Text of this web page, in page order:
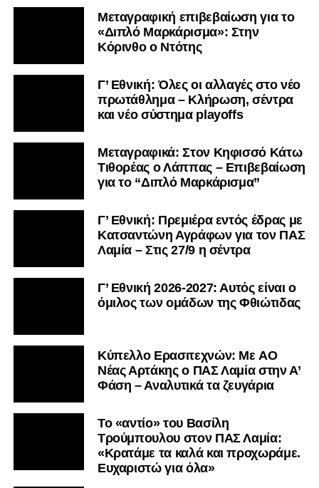
Μεταγραφική επιβεβαίωση για το
«Διπλό Μαρκάρισμα»: Στην
Κόρινθο ο Ντότης
Γ’ Εθνική: Όλες οι αλλαγές στο νέο
πρωτάθλημα – Κλήρωση, σέντρα
και νέο σύστημα playoffs
Μεταγραφικά: Στον Κηφισσό Κάτω
Τιθορέας ο Λάππας – Επιβεβαίωση
για το “Διπλό Μαρκάρισμα”
Γ’ Εθνική: Πρεμιέρα εντός έδρας με
Κατσαντώνη Αγράφων για τον ΠΑΣ
Λαμία – Στις 27/9 η σέντρα
Γ’ Εθνική 2026-2027: Αυτός είναι ο
όμιλος των ομάδων της Φθιώτιδας
Kύπελλο Ερασιτεχνών: Με AO
Nέας Αρτάκης ο ΠΑΣ Λαμία στην Α’
Φάση – Αναλυτικά τα ζευγάρια
Το «αντίο» του Βασίλη
Τρούμπουλου στον ΠΑΣ Λαμία:
«Κρατάμε τα καλά και προχωράμε.
Ευχαριστώ για όλα»